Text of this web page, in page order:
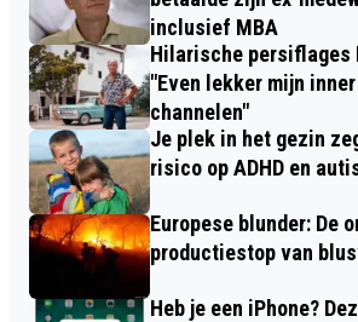
inclusief MBA
Hilarische persiflages
"Even lekker mijn
channelen"
Je plek in het gezin
risico op ADHD en
Europese blunder: De
productiestop van
Heb je een iPhone?